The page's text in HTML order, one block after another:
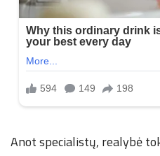
Anot specialistų, realybė